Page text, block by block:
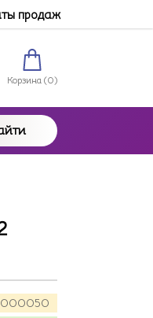
продаж
Корзина (0)